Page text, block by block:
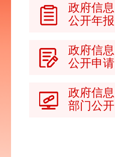
政府信息
公开年报
政府信息
公开申请
政府信息
部门公开